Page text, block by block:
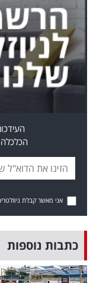
מייל
אדום
אחרינו:
אני מאשר קבלת
כתבות נוספות